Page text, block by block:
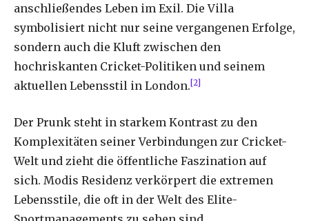
anschließendes Leben im Exil. Die Villa
symbolisiert nicht nur seine vergangenen Erfolge,
sondern auch die Kluft zwischen den
hochriskanten Cricket-Politiken und seinem
aktuellen Lebensstil in London.[2]
Der Prunk steht in starkem Kontrast zu den
Komplexitäten seiner Verbindungen zur Cricket-
Welt und zieht die öffentliche Faszination auf
sich. Modis Residenz verkörpert die extremen
Lebensstile, die oft in der Welt des Elite-